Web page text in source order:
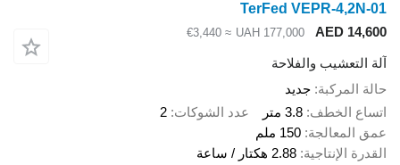
TerFed VEPR-
AED
UAH 177,000
≈ €3,440
والفلاحة
جديد
الخطف 3.8 متر عدد الشوكات 2
150 ملم
الإنتاجية 2.88 هكتار / ساعة